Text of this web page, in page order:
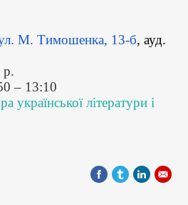
М. Тимошенка, 13-б, ауд.
р.
– 13:10
української літератури і